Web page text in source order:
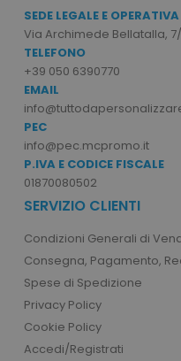
SEDE LEGALE E OPERATIVA
Via Archimede Bellatalla,
TELEFONO
+39 050 6390770
EMAIL
PEC
info@pec.mcpromo.it
P.IVA E CODICE FISCALE
01870080502
SERVIZIO CLIENTI
Condizioni Generali di
Consegna, Pagamento,
Spese di Spedizione
Privacy Policy
Cookie Policy
Accedi/Registrati
I cookie
l'accesso
necessari.
utm_source
utm_campaign
mage-cache-